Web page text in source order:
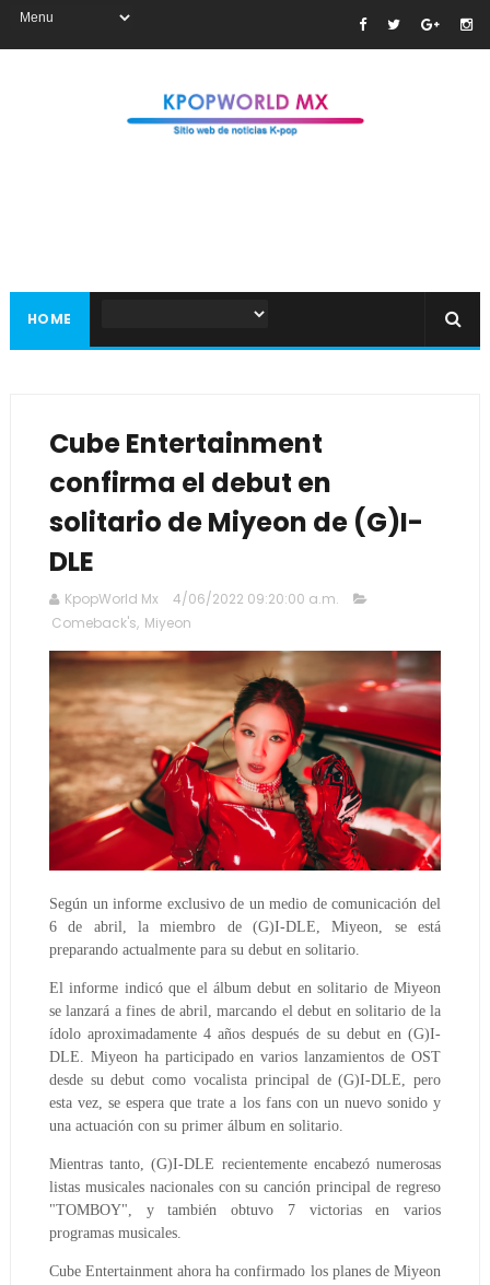
HOME
Cube Entertainment
confirma el debut en
solitario de Miyeon de (G)I-
DLE
KpopWorld Mx
4/06/2022 09:20:00 a.m.
Comeback's, Miyeon
Según un informe exclusivo de un medio de comunicación del
6 de abril, la miembro de (G)I-DLE, Miyeon, se está
preparando actualmente para su debut en solitario.
El informe indicó que el álbum debut en solitario de Miyeon
se lanzará a fines de abril, marcando el debut en solitario de la
ídolo aproximadamente 4 años después de su debut en (G)I-
DLE. Miyeon ha participado en varios lanzamientos de OST
desde su debut como vocalista principal de (G)I-DLE, pero
esta vez, se espera que trate a los fans con un nuevo sonido y
una actuación con su primer álbum en solitario.
Mientras tanto, (G)I-DLE recientemente encabezó numerosas
listas musicales nacionales con su canción principal de regreso
"TOMBOY", y también obtuvo 7 victorias en varios
programas musicales.
Cube Entertainment ahora ha confirmado los planes de Miyeon